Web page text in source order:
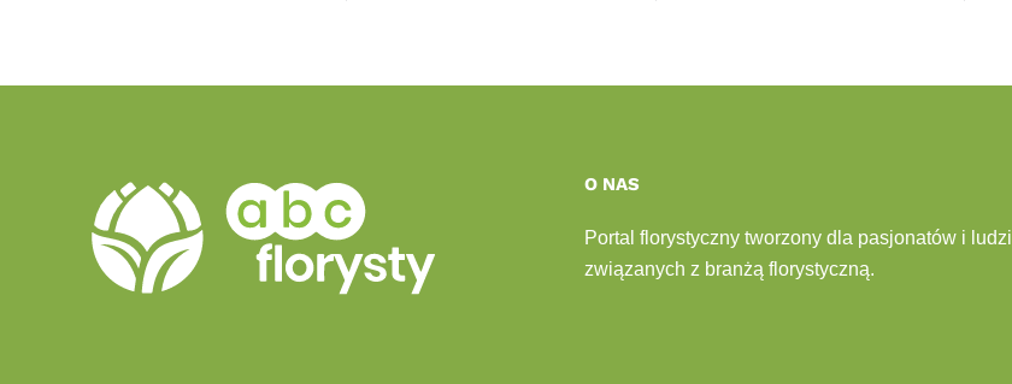
O NAS
Portal florystyczny tworzony dla pasjonatów i ludzi
związanych z branżą florystyczną.